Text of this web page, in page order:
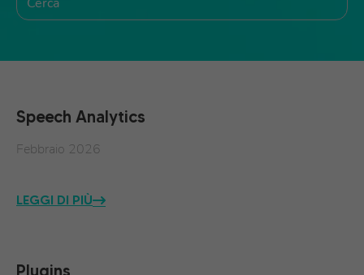
Speech Analytics
Febbraio 2026
LEGGI DI PIÙ
Plugins